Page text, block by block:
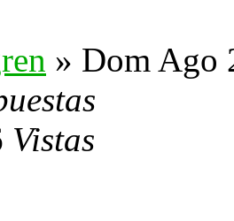
» Dom Ago
Vistas